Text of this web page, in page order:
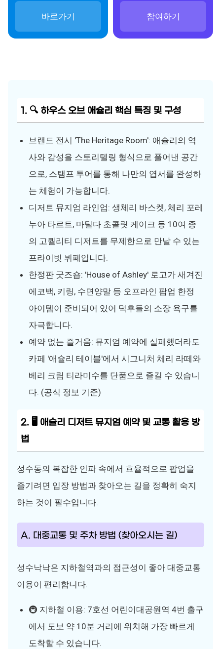
바로가기 참여하기
1. 🔍 하우스 오브 애슐리 핵심 특징 및 구성
브랜드 전시 'The Heritage Room': 애슐리의 역
사와 감성을 스토리텔링 형식으로 풀어낸 공간
으로, 스탬프 투어를 통해 나만의 엽서를 완성하
는 체험이 가능합니다.
디저트 뮤지엄 라인업: 생체리 바스켓, 체리 포레
누아 타르트, 마틸다 초콜릿 케이크 등 10여 종
의 고퀄리티 디저트를 무제한으로 만날 수 있는
프라이빗 뷔페입니다.
한정판 굿즈숍: 'House of Ashley' 로고가 새겨진
에코백, 키링, 수면양말 등 오프라인 팝업 한정
아이템이 준비되어 있어 덕후들의 소장 욕구를
자극합니다.
예약 없는 즐거움: 뮤지엄 예약에 실패했더라도
카페 '애슐리 테이블'에서 시그니처 체리 라떼와
베리 크림 티라미수를 단품으로 즐길 수 있습니
다. (공식 정보 기준)
2. 🖥️ 애슐리 디저트 뮤지엄 예약 및 교통 활용 방
법
성수동의 복잡한 인파 속에서 효율적으로 팝업을
즐기려면 입장 방법과 찾아오는 길을 정확히 숙지
하는 것이 필수입니다.
A. 대중교통 및 주차 방법 (찾아오시는 길)
성수낙낙은 지하철역과의 접근성이 좋아 대중교통
이용이 편리합니다.
🚇 지하철 이용: 7호선 어린이대공원역 4번 출구
에서 도보 약 10분 거리에 위치해 가장 빠르게
도착할 수 있습니다.